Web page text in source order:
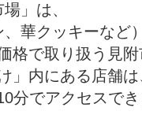
」は、
華クッキーなど
で取り扱う見附
」内にある店舗は
分でアクセスでき